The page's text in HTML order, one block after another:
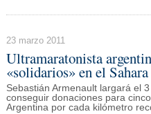
23 marzo 2011
Ultramaratonista
«solidarios» en el Sahara
Sebastián Armenault largará el
conseguir donaciones para
Argentina por cada kilómetro